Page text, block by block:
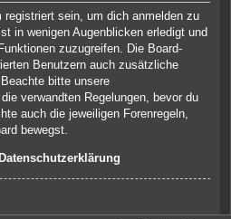
registriert sein, um dich anmelden zu
in wenigen Augenblicken erledigt und
zuzugreifen. Die Board-
Benutzern auch zusätzliche
bitte unsere
verwandten Regelungen, bevor du
auch die jeweiligen Forenregeln,
bewegst.
Datenschutzerklärung